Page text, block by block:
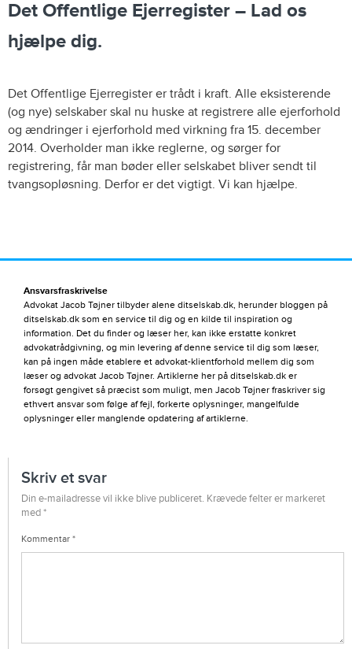
Det Offentlige Ejerregister – Lad os
hjælpe dig.
Det Offentlige Ejerregister er trådt i kraft. Alle eksisterende
(og nye) selskaber skal nu huske at registrere alle ejerforhold
og ændringer i ejerforhold med virkning fra 15. december
2014. Overholder man ikke reglerne, og sørger for
registrering, får man bøder eller selskabet bliver sendt til
tvangsopløsning. Derfor er det vigtigt. Vi kan hjælpe.
Ansvarsfraskrivelse
Advokat Jacob Tøjner tilbyder alene ditselskab.dk, herunder bloggen på
ditselskab.dk som en service til dig og en kilde til inspiration og
information. Det du finder og læser her, kan ikke erstatte konkret
advokatrådgivning, og min levering af denne service til dig som læser,
kan på ingen måde etablere et advokat-klientforhold mellem dig som
læser og advokat Jacob Tøjner. Artiklerne her på ditselskab.dk er
forsøgt gengivet så præcist som muligt, men Jacob Tøjner fraskriver sig
ethvert ansvar som følge af fejl, forkerte oplysninger, mangelfulde
oplysninger eller manglende opdatering af artiklerne.
Skriv et svar
Din e-mailadresse vil ikke blive publiceret. Krævede felter er markeret
med*
Kommentar *